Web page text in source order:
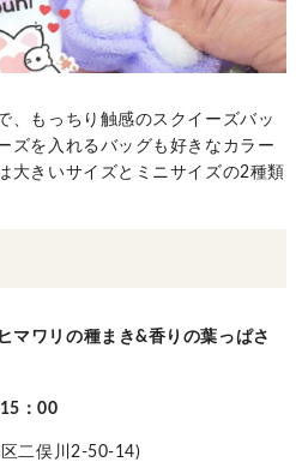
、もっちり触感のスクイーズバッ
ズを入れるバッグも好きなカラー
大きいサイズとミニサイズの2種類
マワリの種まき&香りの葉っぱさ
：00
二俣川2-50-14)